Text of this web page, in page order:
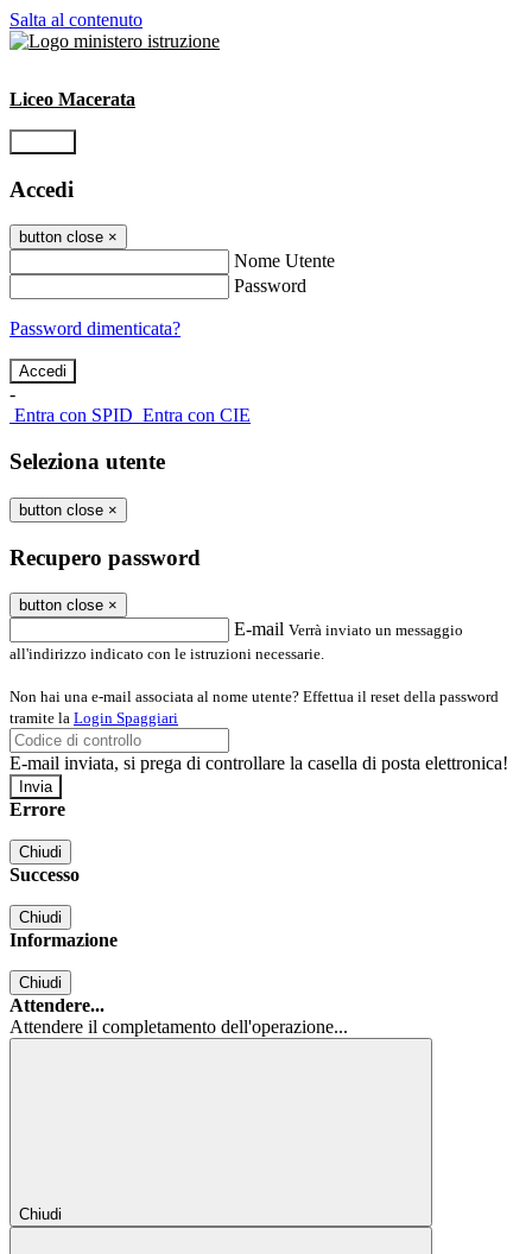
Salta al contenuto
Liceo Macerata
Accedi
button close ×
Nome Utente
Password
Password dimenticata?
-
Entra con SPID Entra con CIE
Seleziona utente
button close ×
Recupero password
button close ×
E-mail Verrà inviato un messaggio
all'indirizzo indicato con le istruzioni necessarie.
Non hai una e-mail associata al nome utente? Effettua il reset della password
tramite la Login Spaggiari
E-mail inviata, si prega di controllare la casella di posta elettronica!
Errore
Chiudi
Successo
Chiudi
Informazione
Chiudi
Attendere...
Attendere il completamento dell'operazione...
Chiudi